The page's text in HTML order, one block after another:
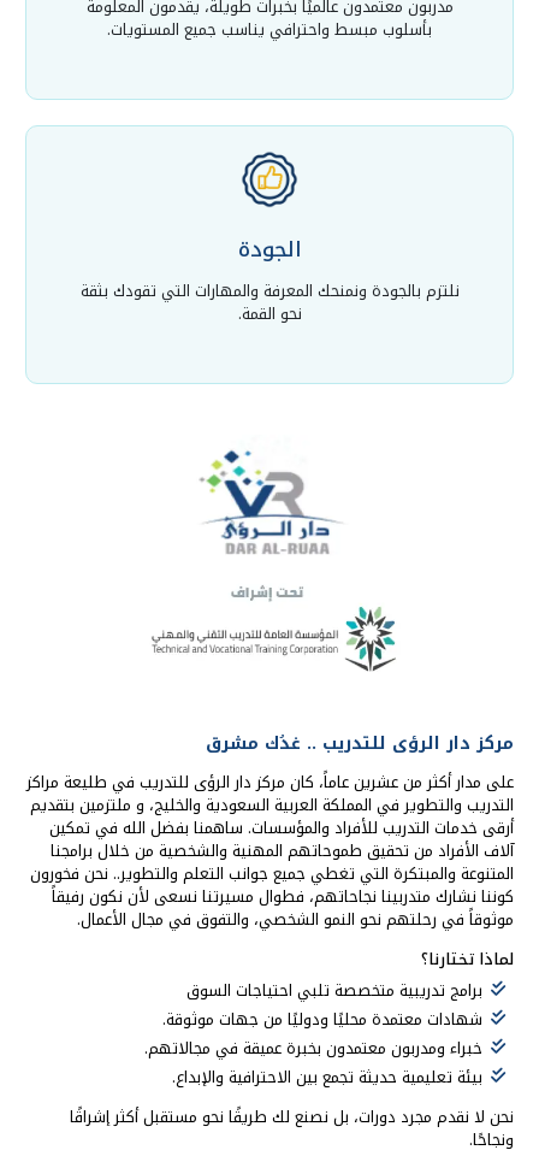
مدربون معتمدون عالميًا بخبرات طويلة، يقدمون المعلومة
بأسلوب مبسط واحترافي يناسب جميع المستويات.
الجودة
نلتزم بالجودة ونمنحك المعرفة والمهارات التي تقودك بثقة
نحو القمة.
مركز دار الرؤى للتدريب .. غدُك مشرق
على مدار أكثر من عشرين عاماً، كان مركز دار الرؤى للتدريب في طليعة مراكز
التدريب والتطوير في المملكة العربية السعودية والخليج، و ملتزمين بتقديم
أرقى خدمات التدريب للأفراد والمؤسسات. ساهمنا بفضل الله في تمكين
آلاف الأفراد من تحقيق طموحاتهم المهنية والشخصية من خلال برامجنا
المتنوعة والمبتكرة التي تغطي جميع جوانب التعلم والتطوير.. نحن فخورون
كوننا نشارك متدربينا نجاحاتهم، فطوال مسيرتنا نسعى لأن نكون رفيقاً
موثوقاً في رحلتهم نحو النمو الشخصي، والتفوق في مجال الأعمال.
لماذا تختارنا؟
برامج تدريبية متخصصة تلبي احتياجات السوق
شهادات معتمدة محليًا ودوليًا من جهات موثوقة.
خبراء ومدربون معتمدون بخبرة عميقة في مجالاتهم.
بيئة تعليمية حديثة تجمع بين الاحترافية والإبداع.
نحن لا نقدم مجرد دورات، بل نصنع لك طريقًا نحو مستقبل أكثر إشراقًا
ونجاحًا.